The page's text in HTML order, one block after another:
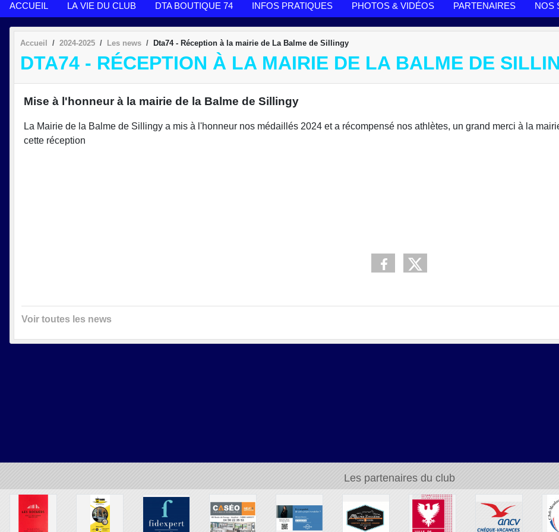
ACCUEIL LA VIE DU CLUB DTA BOUTIQUE 74 INFOS PRATIQUES PHOTOS & VIDÉOS PARTENAIRES NOS
Accueil 2024-2025 Les news Dta74 - Réception à la mairie de La Balme de Sillingy
DTA74 - RÉCEPTION À LA MAIRIE DE LA BALME DE
Mise à l'honneur à la mairie de la Balme de Sillingy
La Mairie de la Balme de Sillingy a mis à l'honneur nos médaillés 2024 et a récompensé nos athlètes, un grand merci à la
cette réception
Voir toutes les news
Les partenaires du club